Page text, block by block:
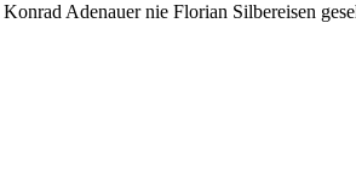
Adenauer nie Florian Silbereisen